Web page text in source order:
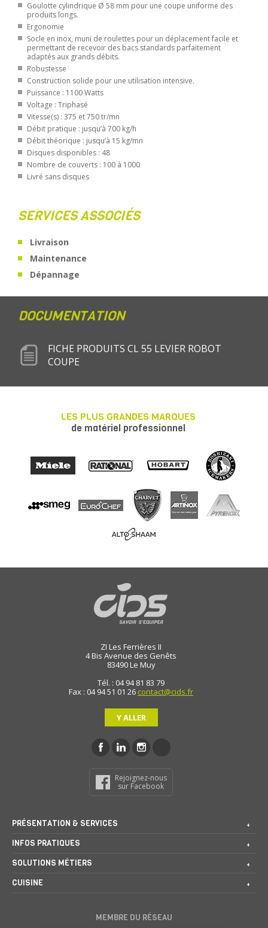
Goulotte cylindrique Ø 58 mm pour une coupe uniforme des
produits longs.
Ergonomie
Socle en inox, muni de roulettes pour un déplacement facile et
permettant de recevoir des bacs standards parfaitement
adaptés aux grands débits.
Robustesse
Construction solide pour une utilisation intensive.
Puissance : 1100 Watts
Voltage : Triphasé
Vitesse(s) : 375 et 750 tr/mn
Débit pratique : jusqu’à 700 kg/h
Débit théorique : jusqu’à 15 kg/mn
Disques disponibles : 48
Nombre de couverts : 100 à 1000
Livré sans disques
SERVICES ASSOCIÉS
Livraison
Maintenance
Dépannage
DOCUMENTATION
FICHE PRODUITS CL 55 LEVIER ROBOT
COUPE
LES PLUS GRANDES MARQUES
de matériel professionnel
ZI Les Ferrières II
4 Bis Avenue des Genêts
83490Le Muy
Tél. : 04 94 81 83 79
Fax : 04 94 51 01 26 contact@cids.fr
Y ALLER
Rejoignez-nous
sur Facebook
PRÉSENTATION & SERVICES
INFOS PRATIQUES
SOLUTIONS MÉTIERS
CUISINE
MEMBRE DU RÉSEAU